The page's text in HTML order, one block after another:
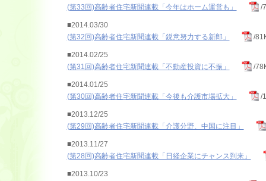
(第33回)高齢者住宅新聞連載「今年はホーム運営も」
/
■2014.03/30
(第32回)高齢者住宅新聞連載「鋭意努力する新郎」
/
■2014.02/25
(第31回)高齢者住宅新聞連載「不動産投資に不振」
/
■2014.01/25
(第30回)高齢者住宅新聞連載「今後も介護市場拡大」
/
■2013.12/25
(第29回)高齢者住宅新聞連載「介護分野、中国に注目」
■2013.11/27
(第28回)高齢者住宅新聞連載「日経企業にチャンス到来」
■2013.10/23